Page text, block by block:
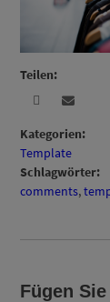
Teilen:
Kategorien:
Template
Schlagwörter:
comments,
Fügen